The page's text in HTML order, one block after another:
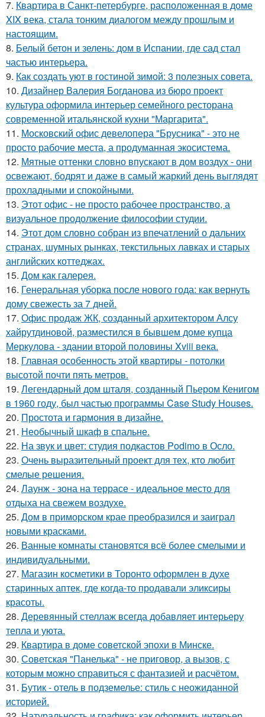
7. Квартира в Санкт-петербурге, расположенная в доме
XIX века, стала тонким диалогом между прошлым и
настоящим.
8. Белый бетон и зелень: дом в Испании, где сад стал
частью интерьера.
9. Как создать уют в гостиной зимой: 3 полезных совета.
10. Дизайнер Валерия Богданова из бюро проект
культура оформила интерьер семейного ресторана
современной итальянской кухни "Маргарита".
11. Московский офис девелопера "Брусника" - это не
просто рабочие места, а продуманная экосистема.
12. Мятные оттенки словно впускают в дом воздух - они
освежают, бодрят и даже в самый жаркий день выглядят
прохладными и спокойными.
13. Этот офис - не просто рабочее пространство, а
визуальное продолжение философии студии.
14. Этот дом словно собран из впечатлений о дальних
странах, шумных рынках, текстильных лавках и старых
английских коттеджах.
15. Дом как галерея.
16. Генеральная уборка после нового года: как вернуть
дому свежесть за 7 дней.
17. Офис продаж ЖК, созданный архитектором Алсу
хайрутдиновой, разместился в бывшем доме купца
Меркулова - здании второй половины Xviii века.
18. Главная особенность этой квартиры - потолки
высотой почти пять метров.
19. Легендарный дом шталя, созданный Пьером Кенигом
в 1960 году, был частью программы Case Study Houses.
20. Простота и гармония в дизайне.
21. Необычный шкаф в спальне.
22. На звук и цвет: студия подкастов Podimo в Осло.
23. Очень выразительный проект для тех, кто любит
смелые решения.
24. Лаунж - зона на террасе - идеальное место для
отдыха на свежем воздухе.
25. Дом в приморском крае преобразился и заиграл
новыми красками.
26. Ванные комнаты становятся всё более смелыми и
индивидуальными.
27. Магазин косметики в Торонто оформлен в духе
старинных аптек, где когда-то продавали эликсиры
красоты.
28. Деревянный стеллаж всегда добавляет интерьеру
тепла и уюта.
29. Квартира в доме советской эпохи в Минске.
30. Советская "Панелька" - не приговор, а вызов, с
которым можно справиться с фантазией и расчётом.
31. Бутик - отель в подземелье: стиль с неожиданной
историей.